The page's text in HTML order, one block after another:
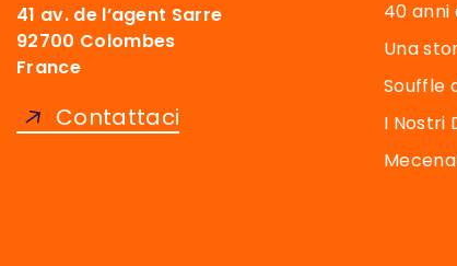
41 av. de l’agent Sarre
92700 Colombes
France
Contattaci
40 anni
Una
Souffle
I Nostri